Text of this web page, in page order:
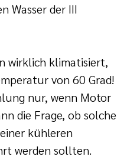
Wasser der III
wirklich klimatisiert,
von 60 Grad!
nur, wenn Motor
die Frage, ob solche
kühleren
werden sollten.